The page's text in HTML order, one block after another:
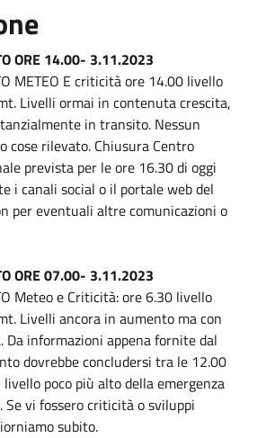
ORE 14.00- 3.11.2023
METEO E criticità ore 14.00 livello
Livelli ormai in contenuta crescita,
in transito. Nessun
cose rilevato. Chiusura Centro
prevista per le ore 16.30 di oggi
i canali social o il portale web del
per eventuali altre comunicazioni o
ORE 07.00- 3.11.2023
Meteo e Criticità: ore 6.30 livello
Livelli ancora in aumento ma con
Da informazioni appena fornite dal
dovrebbe concludersi tra le 12.00
poco più alto della emergenza
Se vi fossero criticità o sviluppi
subito.